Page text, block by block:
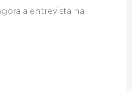
a entrevista na